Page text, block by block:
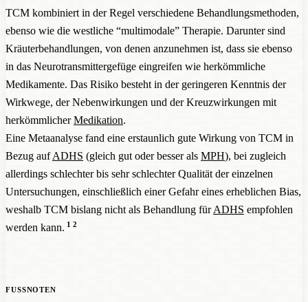
TCM kombiniert in der Regel verschiedene Behandlungsmethoden,
ebenso wie die westliche “multimodale” Therapie. Darunter sind
Kräuterbehandlungen, von denen anzunehmen ist, dass sie ebenso
in das Neurotransmittergefüge eingreifen wie herkömmliche
Medikamente. Das Risiko besteht in der geringeren Kenntnis der
Wirkwege, der Nebenwirkungen und der Kreuzwirkungen mit
herkömmlicherMedikation.
Eine Metaanalyse fand eine erstaunlich gute Wirkung von TCM in
Bezug aufADHS (gleich gut oder besser als MPH), bei zugleich
allerdings schlechter bis sehr schlechter Qualität der einzelnen
Untersuchungen, einschließlich einer Gefahr eines erheblichen Bias,
weshalb TCM bislang nicht als Behandlung fürADHS empfohlen
werden kann. 1 2